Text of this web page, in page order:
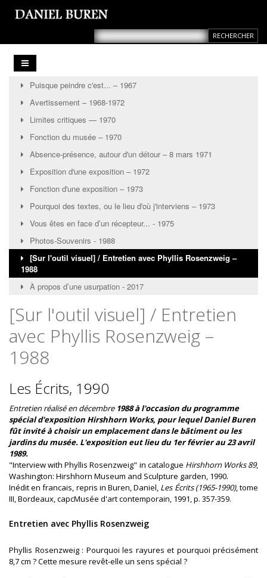
Puisque peindre c'est... – 1967
Avertissement – 1968-1972
Limites critiques — 1970
Fonction du musée – 1970
Absence-présence, autour d'un détour ‒ 8 mars 1971
Exposition d'une exposition – 1972
Fonction d'une exposition ‒ 1973
Pourquoi des textes, ou le lieu d'où j'interviens ‒ 1973
Vous êtes en face d’un récepteur... - 1975
Photos-Souvenirs - 1988
[Sur l'outil visuel] / Entretien avec Phyllis Rosenzweig –
1988
À propos d’une usurpation - 2017
[Sur l'outil visuel] / Entretien
avec Phyllis Rosenzweig –
1988
Les Écrits, 1990
Entretien réalisé en décembre 1988 àl'occasion du programme
spécial d'exposition Hirshhorn Works, pour lequel Daniel Buren
fût invité à choisir un emplacement dans le bâtiment ou les
jardins du musée. L'exposition eut lieu du 1erfévrier au23avril
1989.
"Interview with Phyllis Rosenzweig" in catalogue Hirshhorn Works 89,
Washington: Hirshhorn Museum and Sculpture garden, 1990.
Inédit en francais, repris in Buren, Daniel, Les Écrits (1965-1990), tome
III, Bordeaux, capcMusée d'art contemporain, 1991, p. 357-359.
Entretien avec Phyllis Rosenzweig
Phyllis Rosenzweig : Pourquoi les rayures et pourquoi précisément
8,7 cm ? Cette mesure revêt-elle un sens spécial ?